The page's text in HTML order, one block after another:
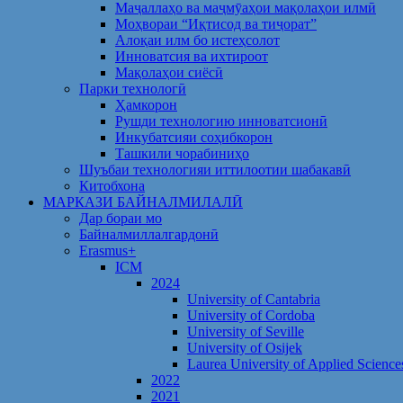
Маҷаллаҳо ва маҷмӯаҳои мақолаҳои илмӣ
Моҳвораи “Иқтисод ва тиҷорат”
Алоқаи илм бо истеҳсолот
Инноватсия ва ихтироот
Мақолаҳои сиёсӣ
Парки технологӣ
Ҳамкорон
Рушди технологию инноватсионӣ
Инкубатсияи соҳибкорон
Ташкили чорабиниҳо
Шуъбаи технологияи иттилоотии шабакавӣ
Китобхона
МАРКАЗИ БАЙНАЛМИЛАЛӢ
Дар бораи мо
Байналмиллалгардонӣ
Erasmus+
ICM
2024
University of Cantabria
University of Cordoba
University of Seville
University of Osijek
Laurea University of Applied
2022
2021